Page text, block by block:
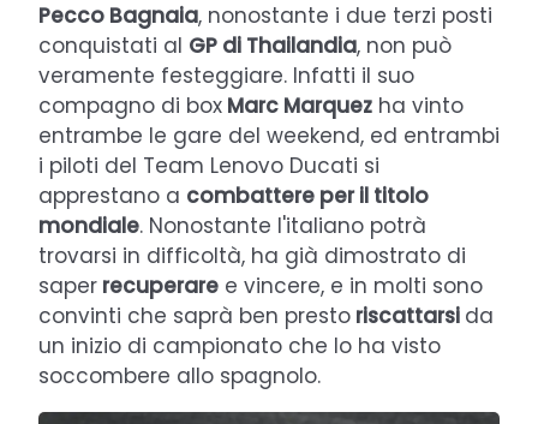
Pecco Bagnaia, nonostante i due terzi posti
conquistati al GP di Thailandia, non può
veramente festeggiare. Infatti il suo
compagno di box Marc Marquez ha vinto
entrambe le gare del weekend, ed entrambi
i piloti del Team Lenovo Ducati si
apprestano a combattere per il titolo
mondiale. Nonostante l'italiano potrà
trovarsi in difficoltà, ha già dimostrato di
saper recuperare e vincere, e in molti sono
convinti che saprà ben presto riscattarsi da
un inizio di campionato che lo ha visto
soccombere allo spagnolo.